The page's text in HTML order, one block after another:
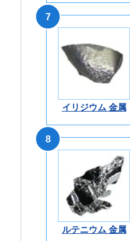
7
イリジウム 金属
8
ルテニウム 金属